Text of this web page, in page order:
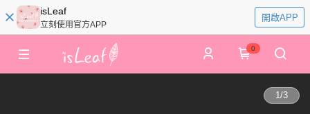
isLeaf
立刻使用官方APP
開啟APP
0
1/3